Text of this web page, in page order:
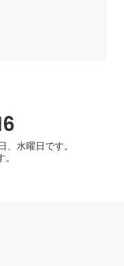
水曜日です。